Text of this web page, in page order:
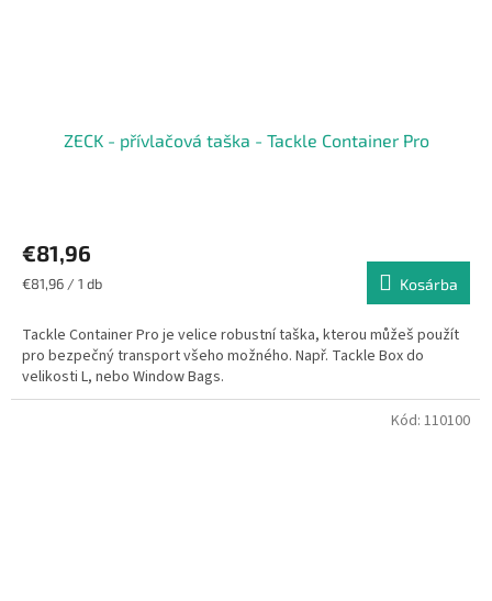
ZECK - přívlačová taška - Tackle Container Pro
€81,96
Egységár:
€81,96 / 1 db Kosárba
Tackle Container Pro je velice robustní taška, kterou můžeš použít
pro bezpečný transport všeho možného. Např. Tackle Box do
velikosti L, nebo Window Bags.
Kód: 110100